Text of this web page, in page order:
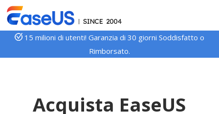
15 milioni di utenti! Garanzia di 30 giorni Soddisfatto o
Rimborsato.
Acquista EaseUS